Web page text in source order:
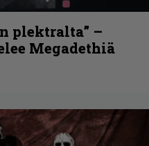
plektralta” –
Megadethiä